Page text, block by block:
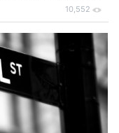
在 6 月 1 日的新聞為
況，調降旺宏、華邦電
最新報告指出，編碼型
能會因為華為減少需求
，因此調降這兩家公司
宏公司對 2020 年下半年
10,552